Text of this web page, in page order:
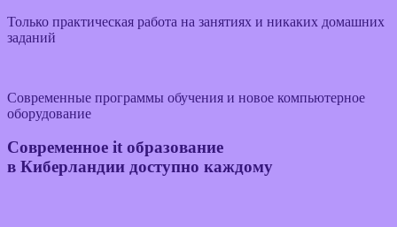
Только практическая работа на занятиях и никаких домашних
заданий
Современные программы обучения и новое компьютерное
оборудование
Современное it образование
в Киберландии доступно каждому